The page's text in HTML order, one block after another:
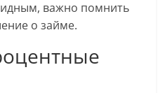
важно помнить
о займe.